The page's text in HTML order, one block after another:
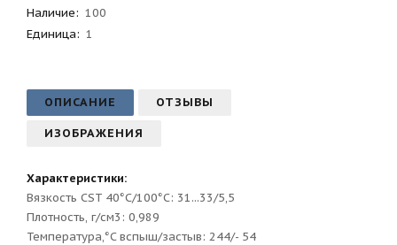
Наличие: 100
Единица: 1
ОПИСАНИЕ ОТЗЫВЫ
ИЗОБРАЖЕНИЯ
Характеристики:
Вязкость CST 40°C/100°C: 31...33/5,5
Плотность, г/см3: 0,989
Температура,°C вспыш/застыв: 244/- 54